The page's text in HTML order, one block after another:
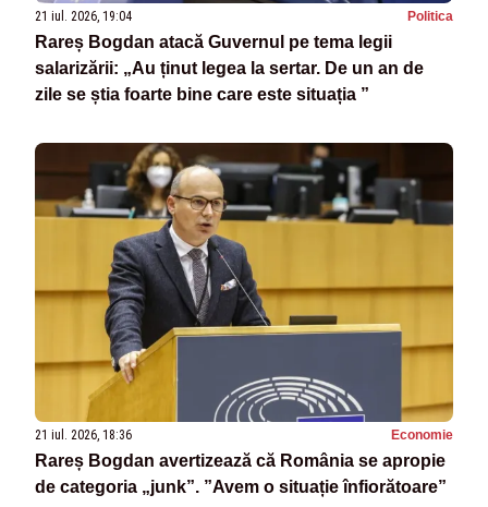
21 iul. 2026, 19:04 Politica
Rareș Bogdan atacă Guvernul pe tema legii
salarizării: „Au ținut legea la sertar. De un an de
zile se știa foarte bine care este situația ”
21 iul. 2026, 18:36 Economie
Rareș Bogdan avertizează că România se apropie
de categoria „junk”. ”Avem o situație înfiorătoare”